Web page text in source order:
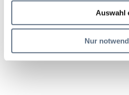
Auswahl
Nur